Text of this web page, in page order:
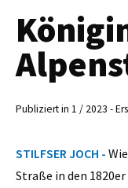
Publiziert in 1 / 2023 -
STILFSER JOCH -
Straße in den